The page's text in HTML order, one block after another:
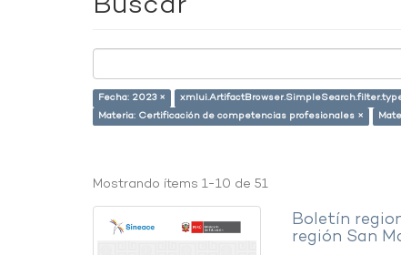
Fecha: 2023 ×
Materia: Certificación de competencias profesionales ×
Mostrando ítems 1-10 de 51
Boletín
región San